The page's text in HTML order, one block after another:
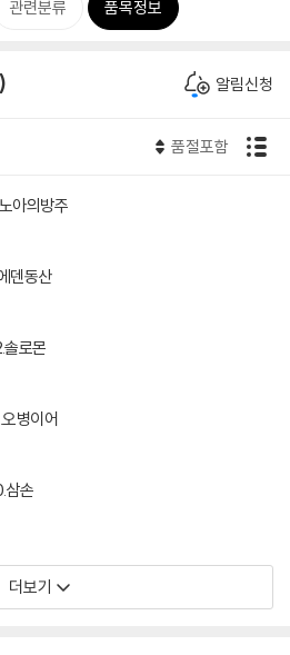
관련분류 품목정보
알림신청
품절포함
아의방주
덴동산
로몬
병이어
손
더보기